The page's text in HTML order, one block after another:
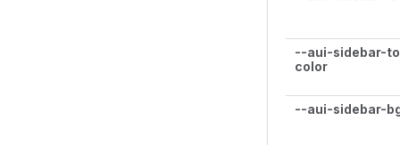
--aui-sidebar-
color
--aui-sidebar-